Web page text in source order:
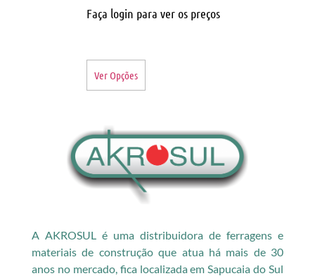
Faça login para ver os preços
Ver Opções
A AKROSUL é uma distribuidora de ferragens e
materiais de construção que atua há mais de 30
anos no mercado, fica localizada em Sapucaia do Sul